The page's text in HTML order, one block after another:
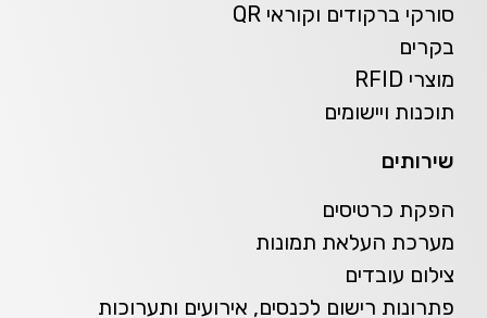
סורקי ברקודים וקוראי QR
בקרים
מוצרי RFID
תוכנות ויישומים
שירותים
הפקת כרטיסים
מערכת העלאת תמונות
צילום עובדים
פתרונות רישום לכנסים, אירועים ותערוכות